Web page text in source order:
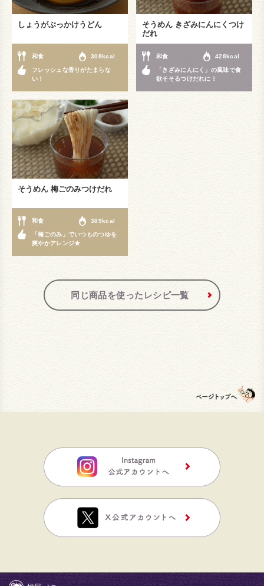
しょうがぶっかけうどん
和食 308kcal
フレッシュな香りがたまらな
い！
そうめん きざみにんにくつけ
だれ
和食 428kcal
「きざみにんにく」の風味で食
欲そそるつけだれに！
そうめん 梅ごのみつけだれ
和食 389kcal
「梅ごのみ」でいつものつゆを
爽やかアレンジ★
同じ商品を使ったレシピ一覧